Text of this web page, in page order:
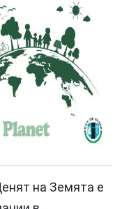
на Земята е